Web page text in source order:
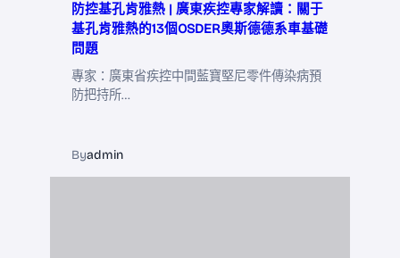
防控基孔肯雅熱 | 廣東疾控專家解讀：關于
基孔肯雅熱的13個OSDER奧斯德德系車基礎
問題
專家：廣東省疾控中間藍寶堅尼零件傳染病預
防把持所…
Byadmin